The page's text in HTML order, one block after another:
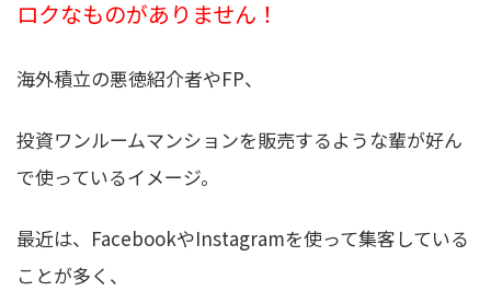
ロクなものがありません！
海外積立の悪徳紹介者やFP、
投資ワンルームマンションを販売するような輩が好ん
で使っているイメージ。
最近は、FacebookやInstagramを使って集客している
ことが多く、